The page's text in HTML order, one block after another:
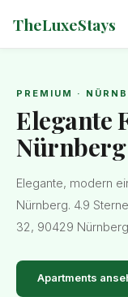
TheLuxeStays
PREMIUM ·
Elegante
Elegante, modern
Nürnberg. 4.9
32, 90429
Apartments